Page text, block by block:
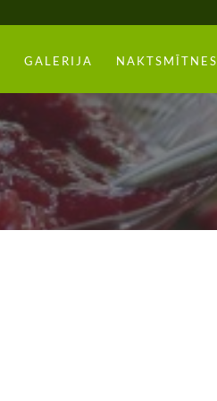
GALERIJA NAKTSMĪTNES